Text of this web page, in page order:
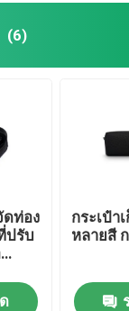
(6)
ดท่อง
ปรับ
กระเป๋า
หลายสี